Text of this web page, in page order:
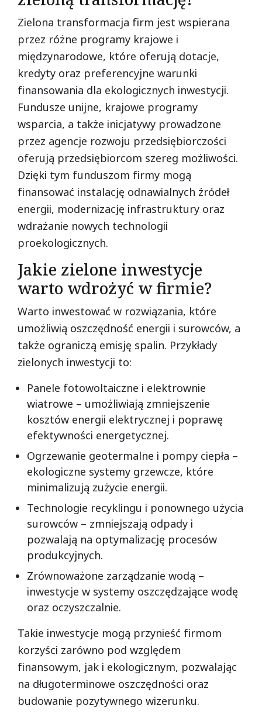
Zielona transformacja firm jest wspierana
przez różne programy krajowe i
międzynarodowe, które oferują dotacje,
kredyty oraz preferencyjne warunki
finansowania dla ekologicznych inwestycji.
Fundusze unijne, krajowe programy
wsparcia, a także inicjatywy prowadzone
przez agencje rozwoju przedsiębiorczości
oferują przedsiębiorcom szereg możliwości.
Dzięki tym funduszom firmy mogą
finansować instalację odnawialnych źródeł
energii, modernizację infrastruktury oraz
wdrażanie nowych technologii
proekologicznych.
Jakie zielone inwestycje
warto wdrożyć w firmie?
Warto inwestować w rozwiązania, które
umożliwią oszczędność energii i surowców, a
także ograniczą emisję spalin. Przykłady
zielonych inwestycji to:
Panele fotowoltaiczne i elektrownie
wiatrowe – umożliwiają zmniejszenie
kosztów energii elektrycznej i poprawę
efektywności energetycznej.
Ogrzewanie geotermalne i pompy ciepła –
ekologiczne systemy grzewcze, które
minimalizują zużycie energii.
Technologie recyklingu i ponownego użycia
surowców – zmniejszają odpady i
pozwalają na optymalizację procesów
produkcyjnych.
Zrównoważone zarządzanie wodą –
inwestycje w systemy oszczędzające wodę
oraz oczyszczalnie.
Takie inwestycje mogą przynieść firmom
korzyści zarówno pod względem
finansowym, jak i ekologicznym, pozwalając
na długoterminowe oszczędności oraz
budowanie pozytywnego wizerunku.